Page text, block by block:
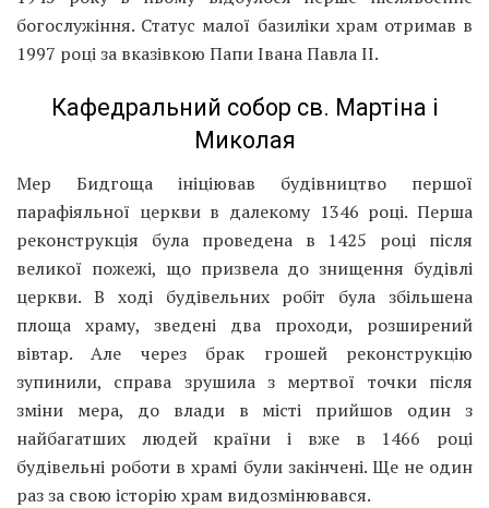
богослужіння. Статус малої базиліки храм отримав в
1997 році за вказівкою Папи Івана Павла II.
Кафедральний собор св. Мартіна і
Миколая
Мер Бидгоща ініціював будівництво першої
парафіяльної церкви в далекому 1346 році. Перша
реконструкція була проведена в 1425 році після
великої пожежі, що призвела до знищення будівлі
церкви. В ході будівельних робіт була збільшена
площа храму, зведені два проходи, розширений
вівтар. Але через брак грошей реконструкцію
зупинили, справа зрушила з мертвої точки після
зміни мера, до влади в місті прийшов один з
найбагатших людей країни і вже в 1466 році
будівельні роботи в храмі були закінчені. Ще не один
раз за свою історію храм видозмінювався.